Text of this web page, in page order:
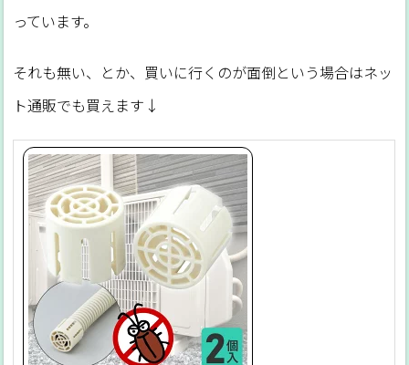
っています。
それも無い、とか、買いに行くのが面倒という場合はネッ
ト通販でも買えます↓